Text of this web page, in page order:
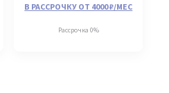
В РАССРОЧКУ ОТ 4000 ₽/МЕС
Рассрочка 0%